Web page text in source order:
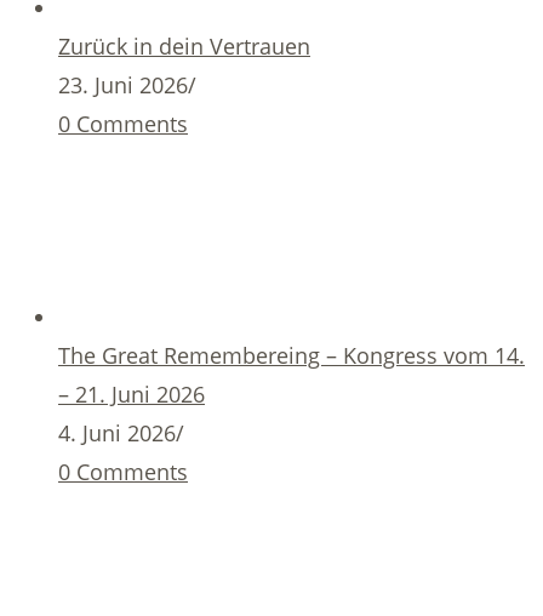
Zurück in dein Vertrauen
23. Juni 2026/
0 Comments
The Great Remembereing – Kongress vom 14.
– 21. Juni 2026
4. Juni 2026/
0 Comments